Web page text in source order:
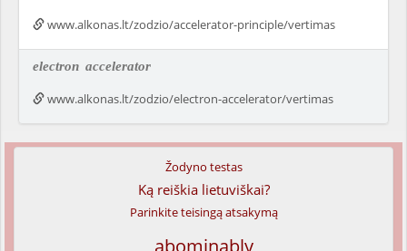
www.alkonas.lt/zodzio/accelerator-principle/vertimas
electron accelerator
www.alkonas.lt/zodzio/electron-accelerator/vertimas
Žodyno testas
Ką reiškia lietuviškai?
Parinkite teisingą atsakymą
abominably